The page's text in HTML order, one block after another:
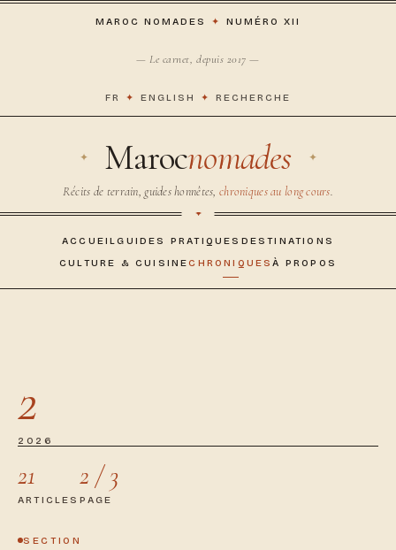
MAROC NOMADES ✦ NUMÉRO XII
— Le carnet, depuis 2017 —
FR ✦ ENGLISH ✦ RECHERCHE
Marocnomades
Récits de terrain, guides honnêtes,chroniques au long cours.
ACCUEILGUIDES PRATIQUES DESTINATIONS
CULTURE & CUISINECHRONIQUESÀ PROPOS
2
2026
21
ARTICLES
2 / 3
PAGE
SECTION